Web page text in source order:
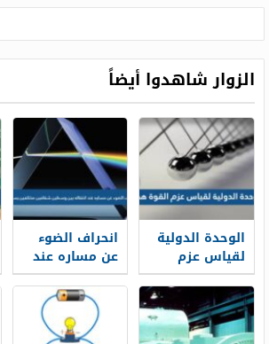
الزوار شاهدوا أيضاً
الوحدة الدولية
لقياس عزم
القوة هي
انحراف الضوء
عن مساره عند
انتقاله بين
وسطين
شفافين
مختلفين يسمى